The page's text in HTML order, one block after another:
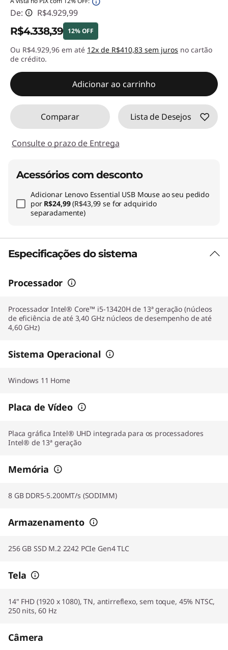
De: R$4.929,99
R$4.338,39 12% OFF
Economias instantâneas :-R$591,60
Ou R$4.929,96 em até 12x de R$410,83 sem juros no cartão
de crédito.
Adicionar ao carrinho
Comparar Lista de Desejos
Consulte o prazo de Entrega
Acessórios com desconto
Adicionar Lenovo Essential USB Mouseao seu pedido
por R$24,99(R$43,99 se for adquirido
separadamente)
Especificações do sistema
Processador
Processador Intel® Core™ i5-13420H de 13ª geração (núcleos
de eficiência de até 3,40 GHz núcleos de desempenho de até
4,60 GHz)
Sistema Operacional
Windows 11 Home
Placa de Vídeo
Placa gráfica Intel® UHD integrada para os processadores
Intel® de 13ª geração
Memória
8 GB DDR5-5.200MT/s (SODIMM)
Armazenamento
256 GB SSD M.2 2242 PCIe Gen4 TLC
Tela
14" FHD (1920 x 1080), TN, antirreflexo, sem toque, 45% NTSC,
250 nits, 60 Hz
Câmera